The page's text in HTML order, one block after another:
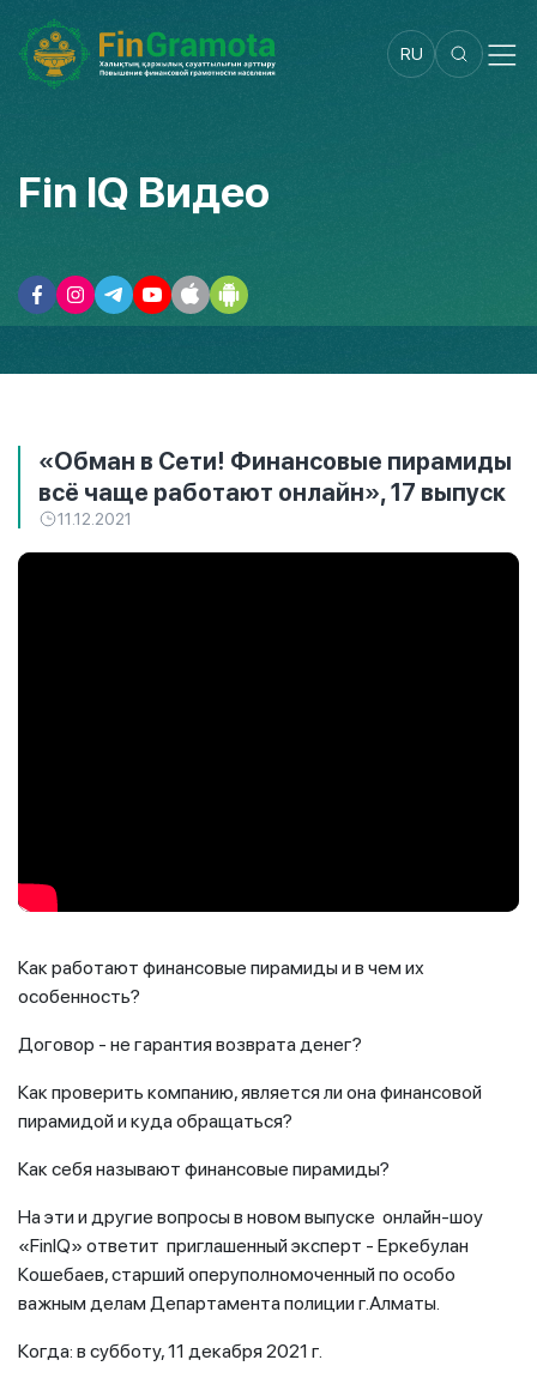
RU
Fin IQ Видео
«Обман в Сети! Финансовые пирамиды
всё чаще работают онлайн», 17 выпуск
11.12.2021
Как работают финансовые пирамиды и в чем их
особенность?
Договор - не гарантия возврата денег?
Как проверить компанию, является ли она финансовой
пирамидой и куда обращаться?
Как себя называют финансовые пирамиды?
На эти и другие вопросы в новом выпуске онлайн-шоу
«FinIQ» ответит приглашенный эксперт - Еркебулан
Кошебаев, старший оперуполномоченный по особо
важным делам Департамента полиции г.Алматы.
Когда: в субботу, 11 декабря 2021 г.